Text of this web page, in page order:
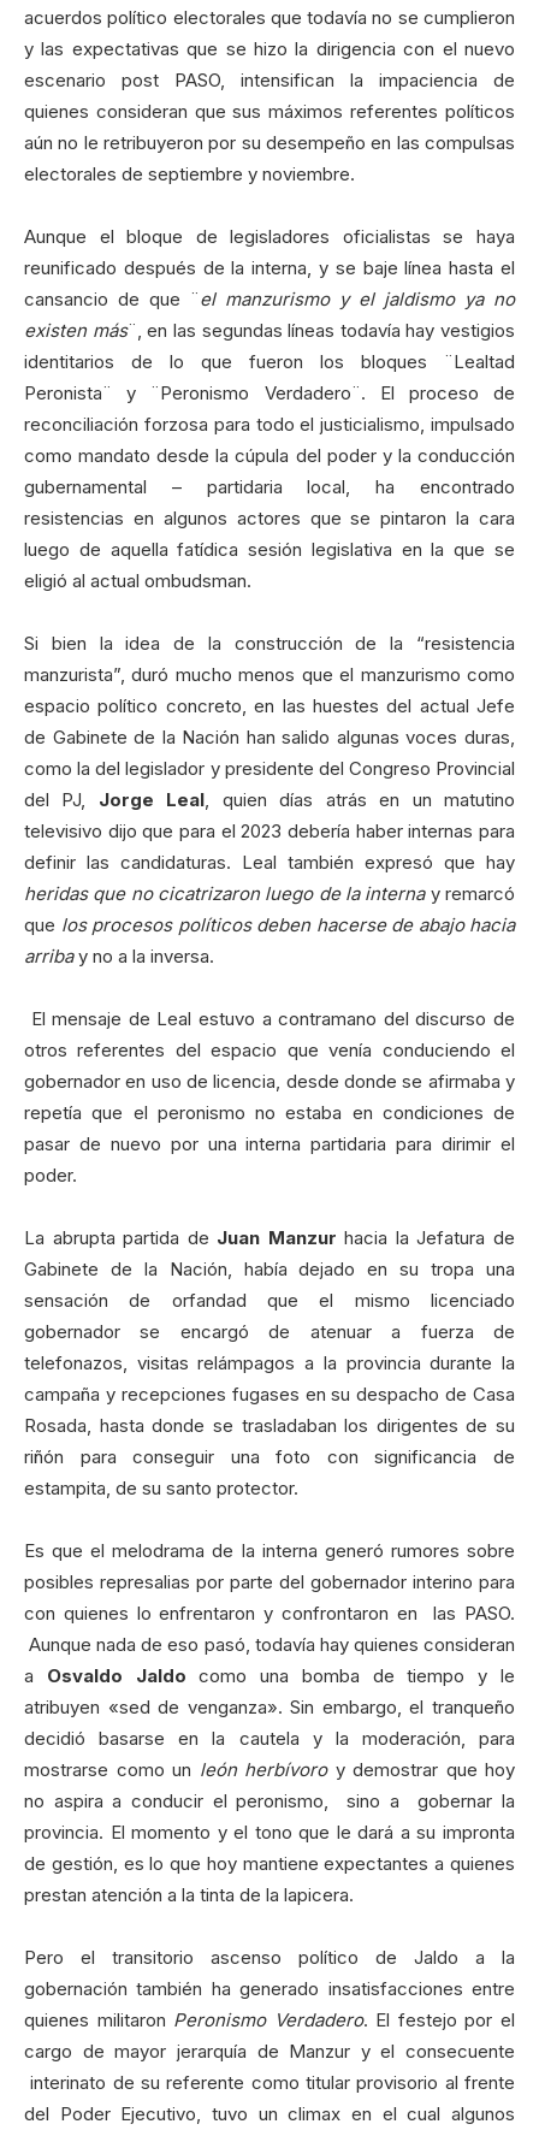
acuerdos político electorales que todavía no se cumplieron
y las expectativas que se hizo la dirigencia con el nuevo
escenario post PASO, intensifican la impaciencia de
quienes consideran que sus máximos referentes políticos
aún no le retribuyeron por su desempeño en las compulsas
electorales de septiembre y noviembre.
Aunque el bloque de legisladores oficialistas se haya
reunificado después de la interna, y se baje línea hasta el
cansancio de que ¨el manzurismo y el jaldismo ya no
existen más¨, en las segundas líneas todavía hay vestigios
identitarios de lo que fueron los bloques ¨Lealtad
Peronista¨ y ¨Peronismo Verdadero¨. El proceso de
reconciliación forzosa para todo el justicialismo, impulsado
como mandato desde la cúpula del poder y la conducción
gubernamental – partidaria local, ha encontrado
resistencias en algunos actores que se pintaron la cara
luego de aquella fatídica sesión legislativa en la que se
eligió al actual ombudsman.
Si bien la idea de la construcción de la “resistencia
manzurista”, duró mucho menos que el manzurismo como
espacio político concreto, en las huestes del actual Jefe
de Gabinete de la Nación han salido algunas voces duras,
como la del legislador y presidente del Congreso Provincial
del PJ, Jorge Leal, quien días atrás en un matutino
televisivo dijo que para el 2023 debería haber internas para
definir las candidaturas. Leal también expresó que hay
heridas que no cicatrizaron luego de la internay remarcó
que los procesos políticos deben hacerse de abajo hacia
arribay no a la inversa.
El mensaje de Leal estuvo a contramano del discurso de
otros referentes del espacio que venía conduciendo el
gobernador en uso de licencia, desde donde se afirmaba y
repetía que el peronismo no estaba en condiciones de
pasar de nuevo por una interna partidaria para dirimir el
poder.
La abrupta partida de Juan Manzur hacia la Jefatura de
Gabinete de la Nación, había dejado en su tropa una
sensación de orfandad que el mismo licenciado
gobernador se encargó de atenuar a fuerza de
telefonazos, visitas relámpagos a la provincia durante la
campaña y recepciones fugases en su despacho de Casa
Rosada, hasta donde se trasladaban los dirigentes de su
riñón para conseguir una foto con significancia de
estampita, de su santo protector.
Es que el melodrama de la interna generó rumores sobre
posibles represalias por parte del gobernador interino para
con quienes lo enfrentaron y confrontaron en las PASO.
Aunque nada de eso pasó, todavía hay quienes consideran
a Osvaldo Jaldo como una bomba de tiempo y le
atribuyen «sed de venganza». Sin embargo, el tranqueño
decidió basarse en la cautela y la moderación, para
mostrarse como un león herbívoroy demostrar que hoy
no aspira a conducir el peronismo, sino a gobernar la
provincia. El momento y el tono que le dará a su impronta
de gestión, es lo que hoy mantiene expectantes a quienes
prestan atención a la tinta de la lapicera.
Pero el transitorio ascenso político de Jaldo a la
gobernación también ha generado insatisfacciones entre
quienes militaron Peronismo Verdadero. El festejo por el
cargo de mayor jerarquía de Manzur y el consecuente
interinato de su referente como titular provisorio al frente
del Poder Ejecutivo, tuvo un climax en el cual algunos